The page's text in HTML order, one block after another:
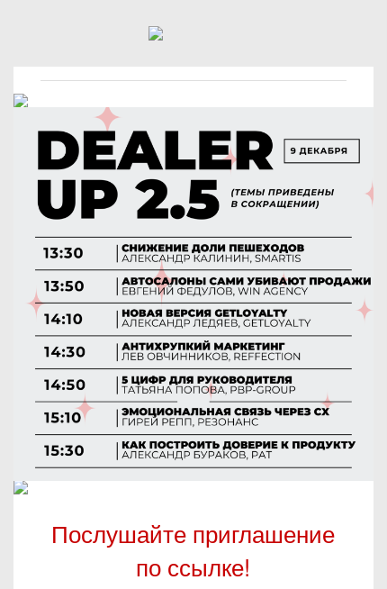
Послушайте приглашение
по ссылке!